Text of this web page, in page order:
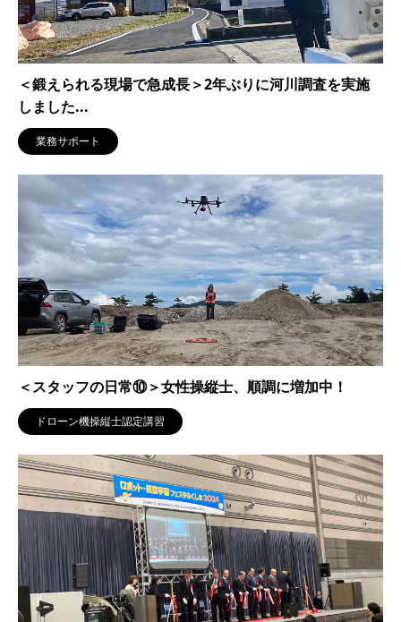
＜鍛えられる現場で急成長＞2年ぶりに河川調査を実施
しました...
業務サポート
＜スタッフの日常⑩＞女性操縦士、順調に増加中！
ドローン機操縦士認定講習